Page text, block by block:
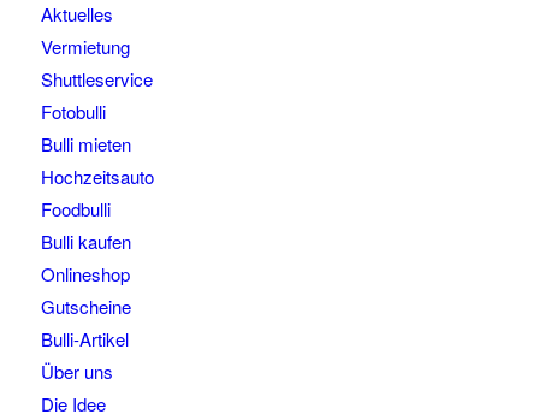
Aktuelles
Vermietung
Shuttleservice
Fotobulli
Bulli mieten
Hochzeitsauto
Foodbulli
Bulli kaufen
Onlineshop
Gutscheine
Bulli-Artikel
Über uns
Die Idee